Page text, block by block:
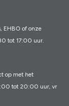
EHBO of onze
tot 17:00 uur.
op met het
tot 20:00 uur, vr